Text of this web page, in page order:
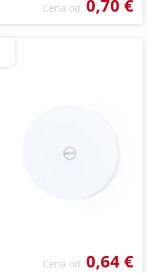
Cena od 0,70 €
Cena od 0,64 €